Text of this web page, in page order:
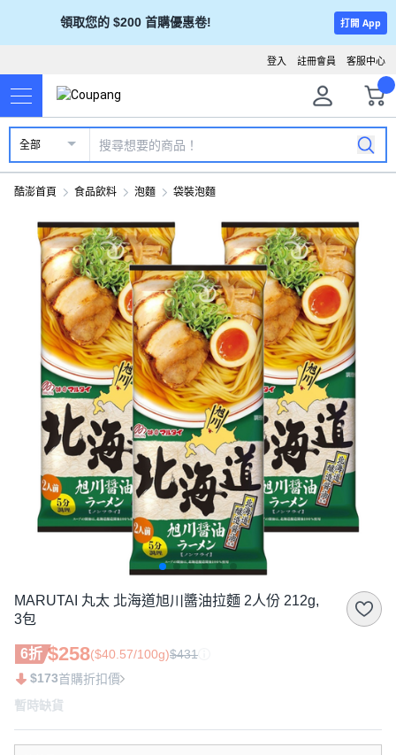
領取您的 $200 首購優惠卷! 打開 App
客服中心
註冊會員
登入
全部
酷澎首頁 食品飲料 泡麵 袋裝泡麵
MARUTAI 丸太 北海道旭川醬油拉麵 2人份 212g,
3包
6折 $258($40.57/100g)$431
$173首購折扣價
暫時缺貨